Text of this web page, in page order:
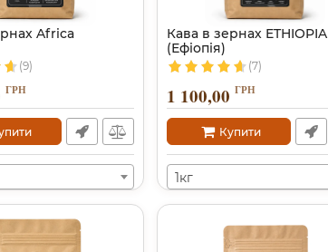
Africa
(9)
ГРН
Кава в зернах ETHIOPIA
(Ефіопія)
(7)
1 100,00 ГРН
Купити
1кг